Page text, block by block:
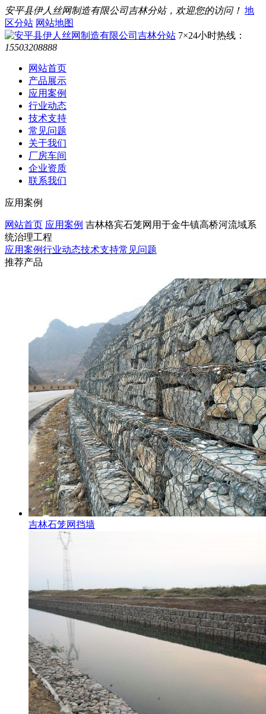
安平县伊人丝网制造有限公司吉林分站，欢迎您的访问！ 地
区分站 网站地图
7×24小时热线：
15503208888
网站首页
产品展示
应用案例
行业动态
技术支持
常见问题
关于我们
厂房车间
企业资质
联系我们
应用案例
网站首页 应用案例 吉林格宾石笼网用于金牛镇高桥河流域系
统治理工程
应用案例行业动态技术支持常见问题
推荐产品
吉林石笼网挡墙